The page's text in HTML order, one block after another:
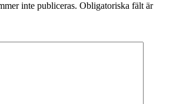
inte publiceras. Obligatoriska fält är